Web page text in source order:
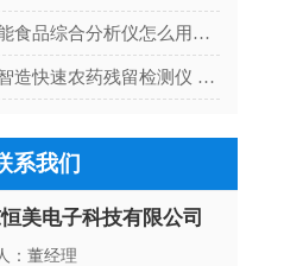
多功能食品综合分析仪怎么用（多功能食品综合分析仪检测步骤）
恒美智造快速农药残留检测仪 农残试剂合规认证体系：从ISO到区块链存证的资质解读
系我们
美电子科技有限公司
：董经理